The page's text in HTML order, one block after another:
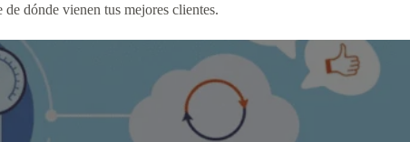
dónde vienen tus mejores clientes.